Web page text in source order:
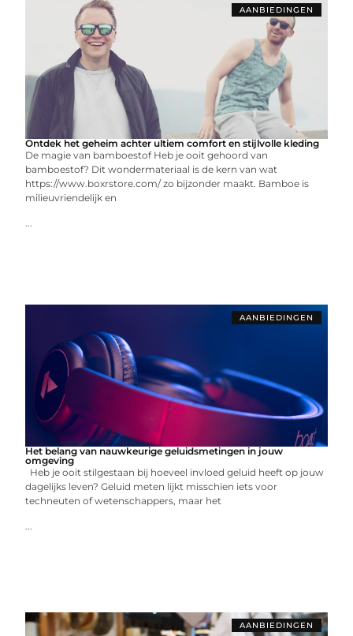
AANBIEDINGEN
Ontdek het geheim achter ultiem comfort en stijlvolle kleding
De magie van bamboestof Heb je ooit gehoord van
bamboestof? Dit wondermateriaal is de kern van wat
https://www.boxrstore.com/ zo bijzonder maakt. Bamboe is
milieuvriendelijk en
...
AANBIEDINGEN
Het belang van nauwkeurige geluidsmetingen in jouw
omgeving
Heb je ooit stilgestaan bij hoeveel invloed geluid heeft op jouw
dagelijks leven? Geluid meten lijkt misschien iets voor
techneuten of wetenschappers, maar het
...
AANBIEDINGEN